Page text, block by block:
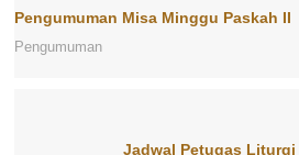
Pengumuman Misa Minggu Paskah II
Pengumuman
Jadwal Petugas